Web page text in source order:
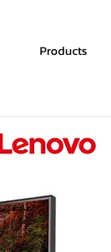
Products